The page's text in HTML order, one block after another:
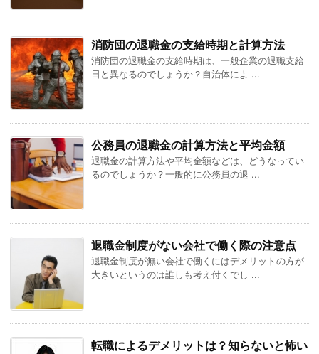
消防団の退職金の支給時期と計算方法
消防団の退職金の支給時期は、一般企業の退職支給
日と異なるのでしょうか？自治体によ ...
公務員の退職金の計算方法と平均金額
退職金の計算方法や平均金額などは、どうなってい
るのでしょうか？一般的に公務員の退 ...
退職金制度がない会社で働く際の注意点
退職金制度が無い会社で働くにはデメリットの方が
大きいというのは誰しも考え付くでし ...
転職によるデメリットは？知らないと怖い